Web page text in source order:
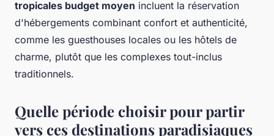
tropicales budget moyen incluent la réservation
d'hébergements combinant confort et authenticité,
comme les guesthouses locales ou les hôtels de
charme, plutôt que les complexes tout-inclus
traditionnels.
Quelle période choisir pour partir
vers ces destinations paradisiaques